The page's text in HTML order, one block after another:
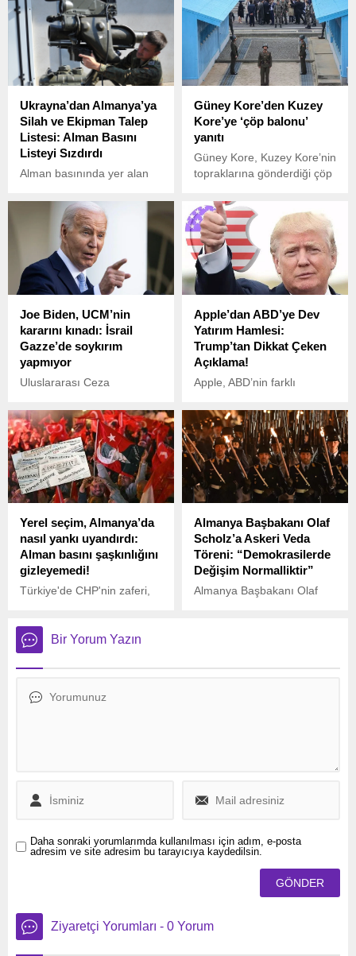
Ukrayna’dan Almanya’ya
Silah ve Ekipman Talep
Listesi: Alman Basını
Listeyi Sızdırdı
Alman basınında yer alan
savaş halindeki Ukrayna,
Almanya’ya kapsamlı bir
silah ve ekipman talep
listesi sundu.
Güney Kore’den Kuzey
Kore’ye ‘çöp balonu’
yanıtı
Güney Kore, Kuzey Kore’nin
topraklarına gönderdiği çöp
yayını ile karşılık
vereceklerini açıkladı.
Joe Biden, UCM’nin
kararını kınadı: İsrail
Gazze’de soykırım
yapmıyor
Uluslararası Ceza
başsavcısının, İsrail
Başbakanı Binyamin
Netanyahu ve Hamas'ın
Gazze Şeridi’ndeki lideri
Yahya Sinvar hakkında
'savaş suçu' gerekçesiyle
istemesine Batı'dan tepkiler
sürüyor.
Apple’dan ABD’ye Dev
Yatırım Hamlesi:
Trump’tan Dikkat Çeken
Açıklama!
Apple, ABD’nin farklı
yatırımlar yapmayı planlıyor.
Şirket, Michigan, Texas,
California, Arizona, Nevada,
Iowa, Oregon, North
Carolina ve Washington’daki
ekip ve tesislerini geliştirme
Yerel seçim, Almanya’da
nasıl yankı uyandırdı:
Alman basını şaşkınlığını
gizleyemedi!
Türkiye'de CHP'nin zaferi,
seçimleri, Almanya'da geniş
yankı uyandırdı. Ülkenin
önde gelen medya
genelindeki oy kaybına
Almanya Başbakanı Olaf
Scholz’a Askeri Veda
Töreni: “Demokrasilerde
Değişim Normalliktir”
Almanya Başbakanı Olaf
askeri veda töreni
Bir Yorum Yazın
Daha sonraki yorumlarımda kullanılması için adım, e-posta
adresim ve site adresim bu tarayıcıya kaydedilsin.
Ziyaretçi Yorumları - 0 Yorum